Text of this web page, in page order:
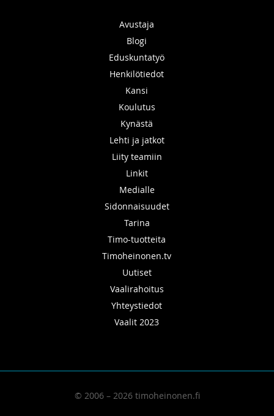
Avustaja
Blogi
Eduskuntatyö
Henkilötiedot
Kansi
Koulutus
Kynästä
Lehti ja jatkot
Liity teamiin
Linkit
Medialle
Sidonnaisuudet
Tarina
Timo-tuotteita
Timoheinonen.tv
Uutiset
Vaalirahoitus
Yhteystiedot
Vaalit 2023
© 2006 – 2026 timoheinonen.fi